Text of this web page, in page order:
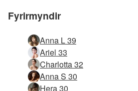
Fyrirmyndir
Anna L 39
Ariel 33
Charlotta 32
Anna S 30
Hera 30